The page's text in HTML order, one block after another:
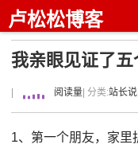
卢松松博客
我亲眼见证了
阅读量 | 分类:站长说
1、第一个朋友，家里